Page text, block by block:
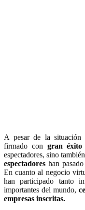
A pesar de la situación
firmado con gran éxito
espectadores, sino
espectadores han
En cuanto al negocio
han participado tanto
importantes del mundo,
empresas inscritas.